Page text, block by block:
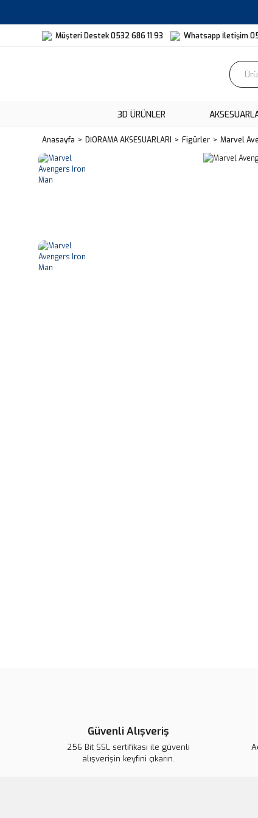
Müşteri Destek 0532 686 11 93 Whatsapp İletişim
3D ÜRÜNLER
Anasayfa DİORAMA AKSESUARLARI Figürler Marvel
Güvenli Alışveriş
256 Bit SSL sertifikası ile güvenli
alışverişin keyfini çıkarın.